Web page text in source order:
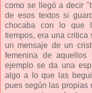
como se llegó a decir
de esos textos si
chocaba con lo que
tiempos, era una
un mensaje de un
femenina de aquellos
ejemplo se da una
algo a lo que las
pues según las propias